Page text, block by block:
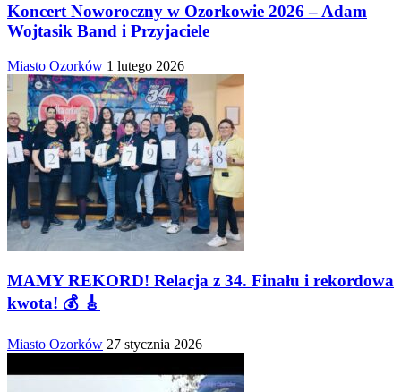
Koncert Noworoczny w Ozorkowie 2026 – Adam
Wojtasik Band i Przyjaciele
Miasto Ozorków 1 lutego 2026
MAMY REKORD! Relacja z 34. Finału i rekordowa
kwota! 💰 🎸
Miasto Ozorków 27 stycznia 2026